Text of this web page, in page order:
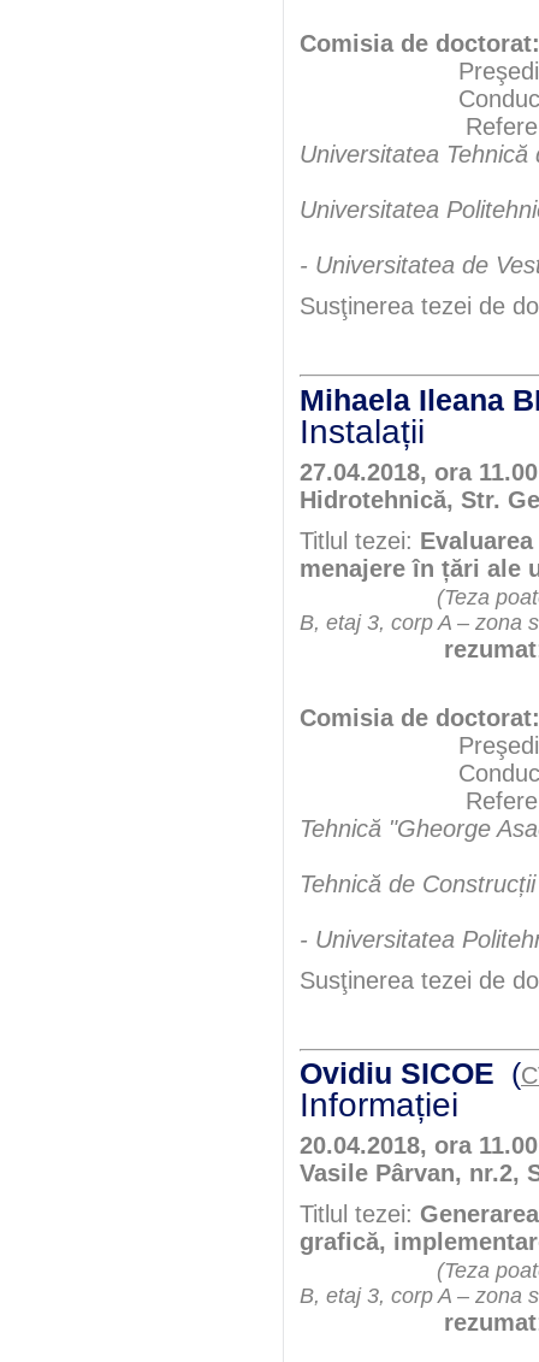
Comisia de doctorat:
Conducător
Universitatea Tehnică
Universitatea
- Universitatea de
Susţinerea tezei de
Mihaela Ileana
Instalații
27.04.2018, ora
Hidrotehnică, Str.
Titlul tezei:
menajere în țări ale
(Teza
B, etaj 3, corp A – zona
rezumat
Comisia de doctorat:
Conducător
Tehnică "Gheorge
Tehnică de
- Universitatea
Susţinerea tezei de
Ovidiu SICOE (
Informației
20.04.2018, ora
Vasile Pârvan, nr.2,
Titlul tezei:
grafică,
(Teza
B, etaj 3, corp A – zona
rezumat